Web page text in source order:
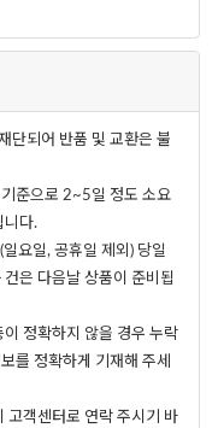
단되어 반품 및 교환은 불
준으로 2~5일 정도 소요
니다.
요일, 공휴일 제외) 당일
은 다음날 상품이 준비됩
정확하지 않을 경우 누락
를 정확하게 기재해 주세
고객센터로 연락 주시기 바